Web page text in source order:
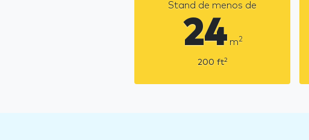
Stand de menos de
24 m2
200 ft2